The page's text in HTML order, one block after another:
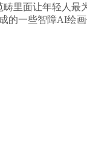
里面让年轻人最
的一些智障AI绘画